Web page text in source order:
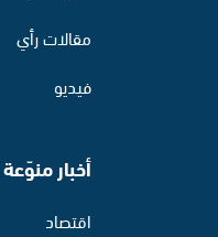
مقالات رأي
فيديو
أخبار منوّعة
اقتصاد